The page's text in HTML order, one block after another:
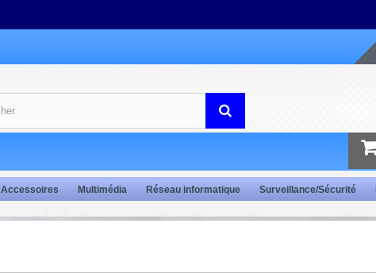
Accessoires Multimédia Réseau informatique Surveillance/Sécurité